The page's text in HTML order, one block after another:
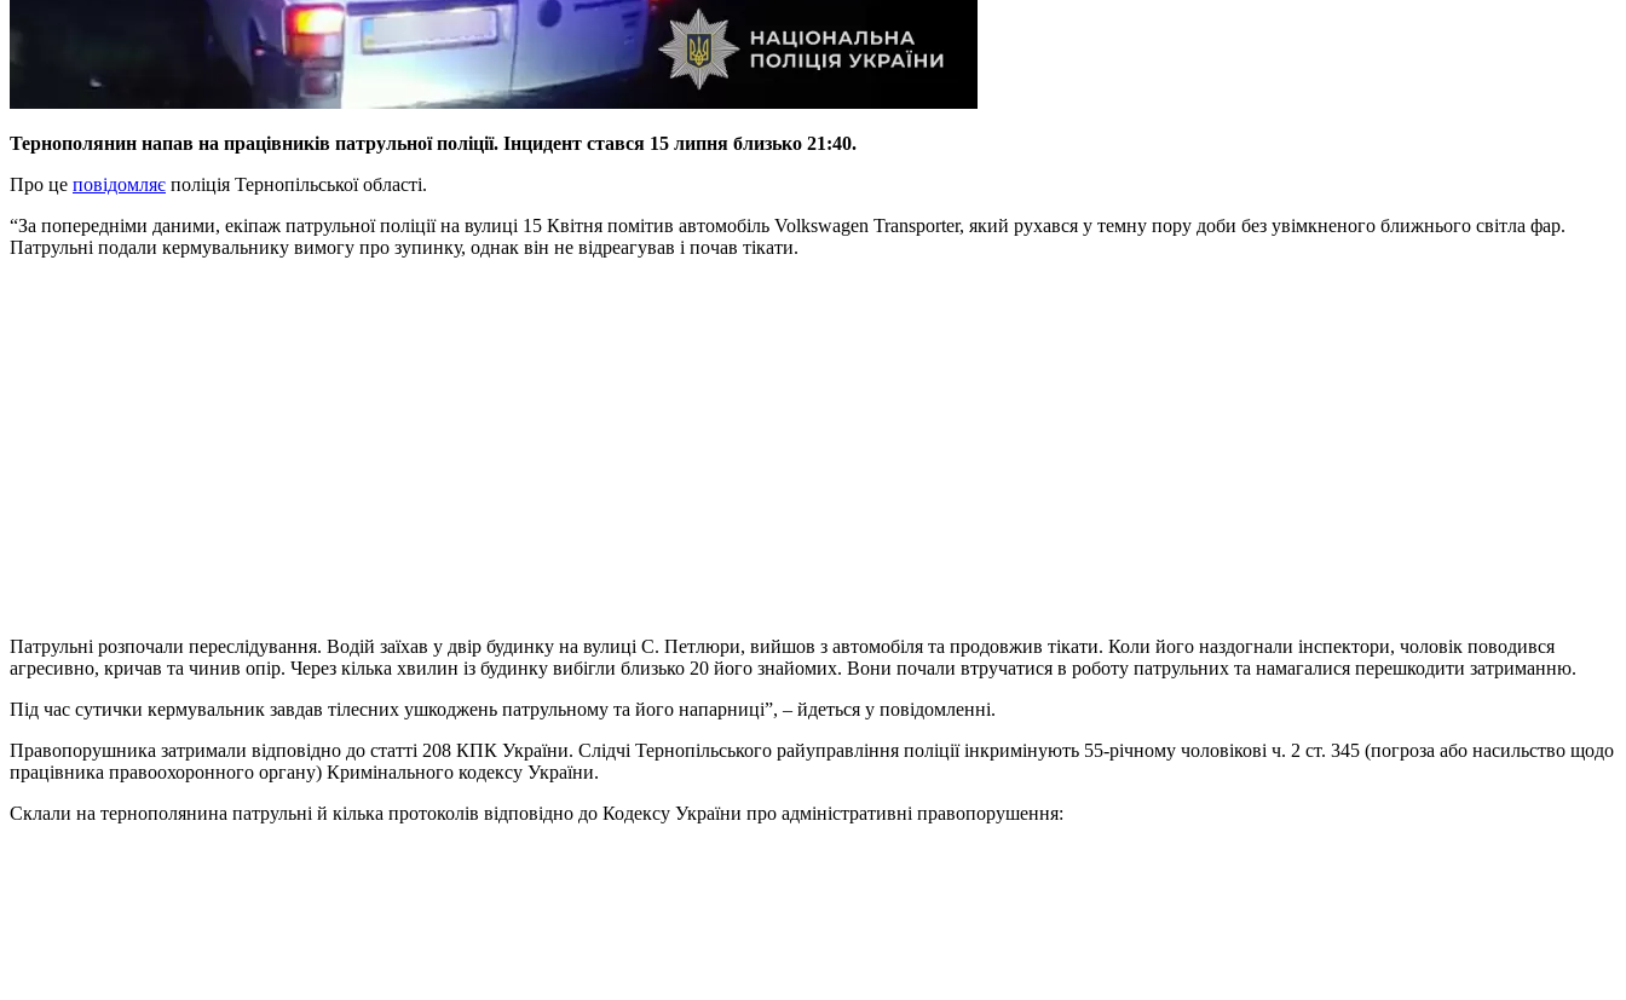
Тернополянин напав на працівників патрульної поліції. Інцидент стався 15 липня близько 21:40.
Про це повідомляє поліція Тернопільської області.
“За попередніми даними, екіпаж патрульної поліції на вулиці 15 Квітня помітив автомобіль Volkswagen Transporter, який рухався у темну пору доби без увімкненого ближнього світла фар.
Патрульні подали кермувальнику вимогу про зупинку, однак він не відреагував і почав тікати.
Патрульні розпочали переслідування. Водій заїхав у двір будинку на вулиці С. Петлюри, вийшов з автомобіля та продовжив тікати. Коли його наздогнали інспектори, чоловік поводився
агресивно, кричав та чинив опір. Через кілька хвилин із будинку вибігли близько 20 його знайомих. Вони почали втручатися в роботу патрульних та намагалися перешкодити затриманню.
Під час сутички кермувальник завдав тілесних ушкоджень патрульному та його напарниці”, – йдеться у повідомленні.
Правопорушника затримали відповідно до статті 208 КПК України. Слідчі Тернопільського райуправління поліції інкримінують 55-річному чоловікові ч. 2 ст. 345 (погроза або насильство щодо
працівника правоохоронного органу) Кримінального кодексу України.
Склали на тернополянина патрульні й кілька протоколів відповідно до Кодексу України про адміністративні правопорушення: